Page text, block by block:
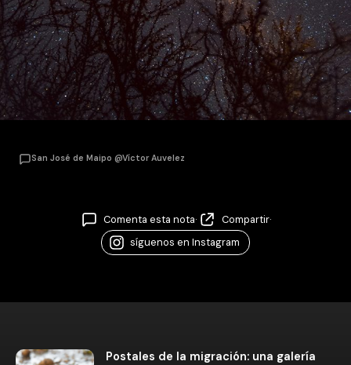
San José de Maipo @Víctor Auvelez
Comenta esta nota· Compartir·
síguenos en Instagram
Postales de la migración: una galería